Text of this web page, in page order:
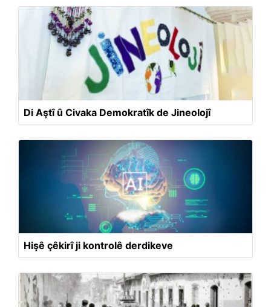
Di Aştî û Civaka Demokratîk de Jineolojî
Hişê çêkirî ji kontrolê derdikeve